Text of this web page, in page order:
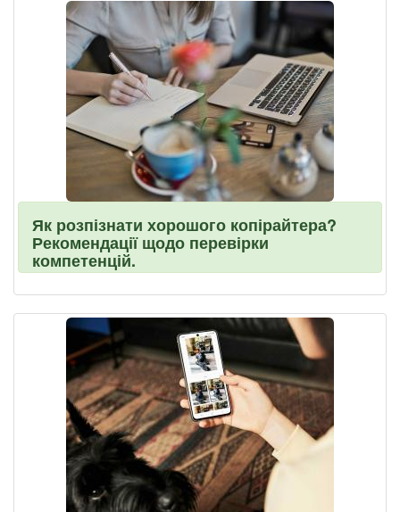
Як розпізнати хорошого копірайтера?
Рекомендації щодо перевірки
компетенцій.